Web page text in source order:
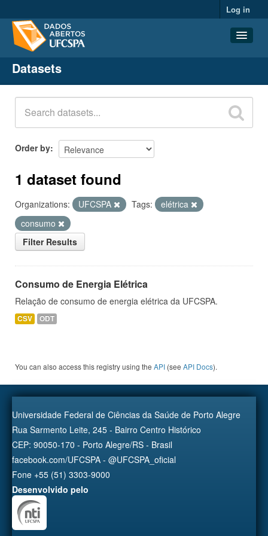
Log in
Datasets
Organizations
Groups
About
Datasets
Order by
1 dataset found
Organizations: UFCSPA Tags:
elétrica
consumo
Filter Results
Consumo de Energia Elétrica
Relação de consumo de energia elétrica da UFCSPA.
CSV ODT
You can also access this registry using the API (see API Docs).
Universidade Federal de Ciências da Saúde de Porto Alegre
Rua Sarmento Leite, 245 - Bairro Centro Histórico
CEP: 90050-170 - Porto Alegre/RS - Brasil
facebook.com/UFCSPA - @UFCSPA_oficial
Fone +55 (51) 3303-9000
Desenvolvido pelo